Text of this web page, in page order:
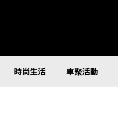
時尚生活 車聚活動